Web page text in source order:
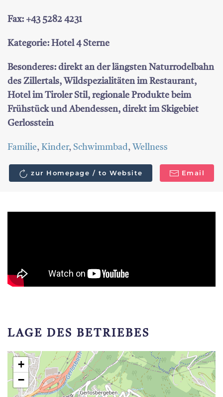
Fax: +43 5282 4231
Kategorie: Hotel 4 Sterne
Besonderes: direkt an der längsten Naturrodelbahn
des Zillertals, Wildspezialitäten im Restaurant,
Hotel im Tiroler Stil, regionale Produkte beim
Frühstück und Abendessen, direkt im Skigebiet
Gerlosstein
Familie, Kinder, Schwimmbad, Wellness
zur Homepage / to Website Email
LAGE DES BETRIEBES
+
−